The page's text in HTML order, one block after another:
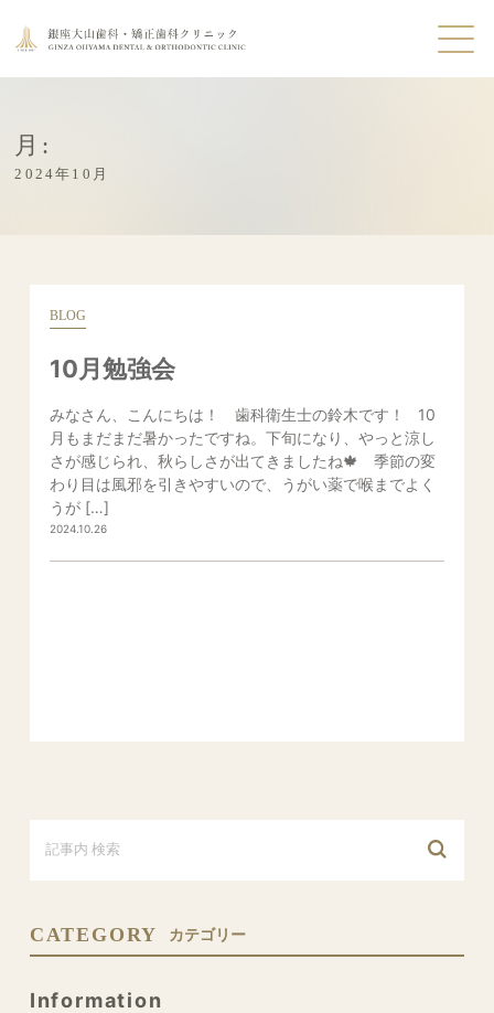
月:
2024年10月
BLOG
10月勉強会
みなさん、こんにちは！ 歯科衛生士の鈴木です！ 10
月もまだまだ暑かったですね。下旬になり、やっと涼し
さが感じられ、秋らしさが出てきましたね🍁 季節の変
わり目は風邪を引きやすいので、うがい薬で喉までよく
うが […]
2024.10.26
CATEGORY カテゴリー
Information